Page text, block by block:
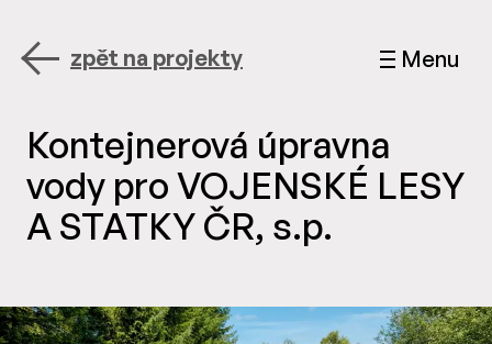
Menu
zpět na projekty
Kontejnerová úpravna
vody pro VOJENSKÉ LESY
A STATKY ČR, s.p.